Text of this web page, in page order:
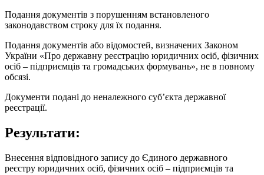
Подання документів з порушенням встановленого
законодавством строку для їх подання.
Подання документів або відомостей, визначених Законом
України «Про державну реєстрацію юридичних осіб, фізичних
осіб – підприємців та громадських формувань», не в повному
обсязі.
Документи подані до неналежного суб’єкта державної
реєстрації.
Результати:
Внесення відповідного запису до Єдиного державного
реєстру юридичних осіб, фізичних осіб – підприємців та